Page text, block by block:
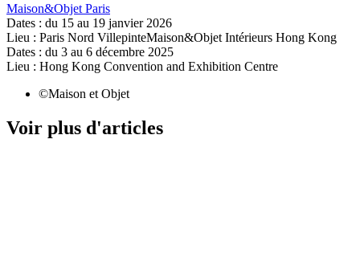
Maison&Objet Paris
Dates : du 15 au 19 janvier 2026
Lieu : Paris Nord VillepinteMaison&Objet Intérieurs Hong Kong
Dates : du 3 au 6 décembre 2025
Lieu : Hong Kong Convention and Exhibition Centre
©Maison et Objet
Voir plus d'articles